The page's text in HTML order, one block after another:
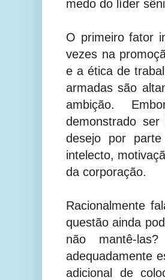
medo do líder
O primeiro fator
vezes na
e a ética de
armadas são
ambição.
demonstrado
desejo por
intelecto,
da corporação.
Racionalmente
questão ainda
não mantê-
adequadamente
adicional de